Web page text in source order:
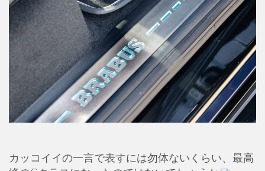
カッコイイの一言で表すには勿体ないくらい、最高